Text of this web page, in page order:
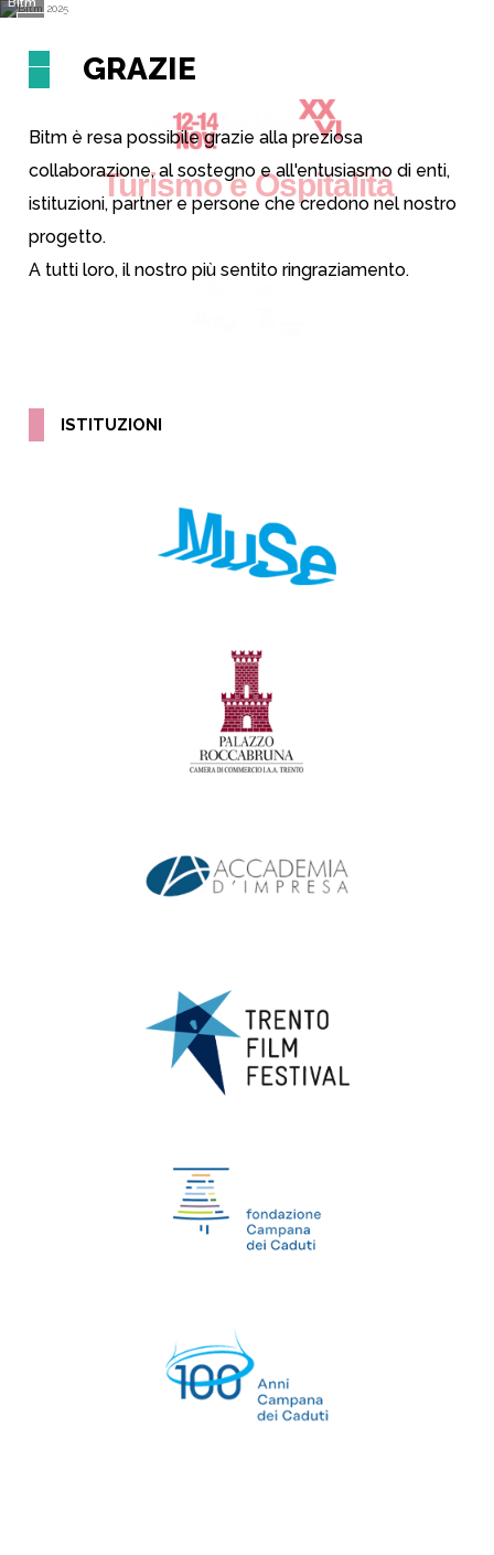
Bitm
Turismo e Ospitalità
Raccontare l'identità
GRAZIE
Bitm è resa possibile grazie alla preziosa
collaborazione, al sostegno e all'entusiasmo di enti,
istituzioni, partner e persone che credono nel nostro
progetto.
A tutti loro, il nostro più sentito ringraziamento.
ISTITUZIONI